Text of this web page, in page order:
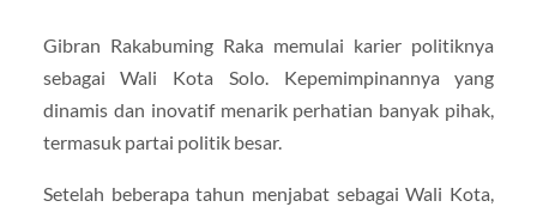
Gibran Rakabuming Raka memulai karier politiknya
sebagai Wali Kota Solo. Kepemimpinannya yang
dinamis dan inovatif menarik perhatian banyak pihak,
termasuk partai politik besar.
Setelah beberapa tahun menjabat sebagai Wali Kota,